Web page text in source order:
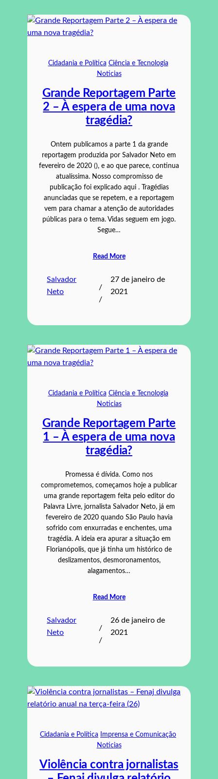
Cidadania e Política Ciência e Tecnologia
Noticias
Grande Reportagem Parte
2 – À espera de uma nova
tragédia?
Ontem publicamos a parte 1 da grande
reportagem produzida por Salvador Neto em
fevereiro de 2020 (), e ao que parece, continua
atualíssima. Nosso compromisso de
publicação foi explicado aqui . Tragédias
anunciadas que se repetem, e a reportagem
vem para chamar a atenção de autoridades
públicas para o tema. Vidas seguem em jogo.
Segue…
Read More
Salvador
Neto
/
/
27 de janeiro de
2021
Cidadania e Política Ciência e Tecnologia
Noticias
Grande Reportagem Parte
1 – À espera de uma nova
tragédia?
Promessa é dívida. Como nos
comprometemos, começamos hoje a publicar
uma grande reportagem feita pelo editor do
Palavra Livre, jornalista Salvador Neto, já em
fevereiro de 2020 quando São Paulo havia
sofrido com enxurradas e enchentes, uma
tragédia. A ideia era apurar a situação em
Florianópolis, que já tinha um histórico de
deslizamentos, desmoronamentos,
alagamentos…
Read More
Salvador
Neto
/
/
26 de janeiro de
2021
Cidadania e Política
Imprensa e Comunicação
Noticias
Violência contra jornalistas